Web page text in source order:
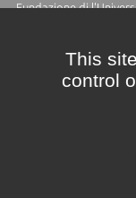
Fundazione di
Crédits et mentions
This
control